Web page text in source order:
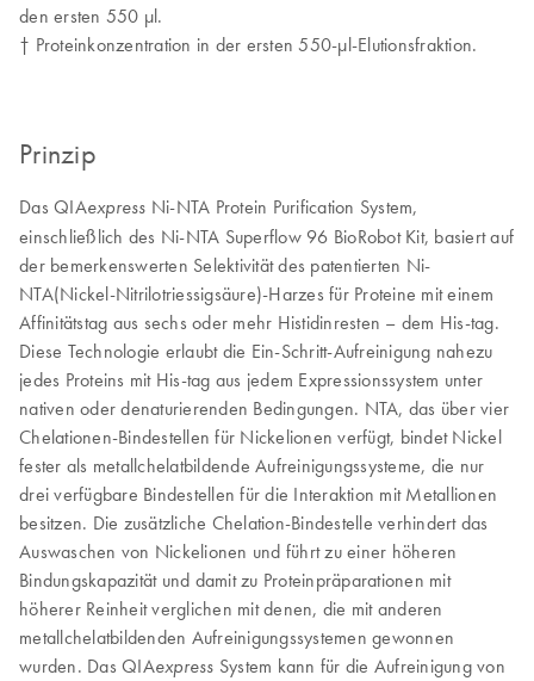
den ersten 550 µl.
† Proteinkonzentration in der ersten 550-µl-Elutionsfraktion.
Prinzip
Das QIAexpress Ni-NTA Protein Purification System,
einschließlich des Ni-NTA Superflow 96 BioRobot Kit, basiert auf
der bemerkenswerten Selektivität des patentierten Ni-
NTA(Nickel-Nitrilotriessigsäure)-Harzes für Proteine mit einem
Affinitätstag aus sechs oder mehr Histidinresten – dem His-tag.
Diese Technologie erlaubt die Ein-Schritt-Aufreinigung nahezu
jedes Proteins mit His-tag aus jedem Expressionssystem unter
nativen oder denaturierenden Bedingungen. NTA, das über vier
Chelationen-Bindestellen für Nickelionen verfügt, bindet Nickel
fester als metallchelatbildende Aufreinigungssysteme, die nur
drei verfügbare Bindestellen für die Interaktion mit Metallionen
besitzen. Die zusätzliche Chelation-Bindestelle verhindert das
Auswaschen von Nickelionen und führt zu einer höheren
Bindungskapazität und damit zu Proteinpräparationen mit
höherer Reinheit verglichen mit denen, die mit anderen
metallchelatbildenden Aufreinigungssystemen gewonnen
wurden. Das QIAexpress System kann für die Aufreinigung von